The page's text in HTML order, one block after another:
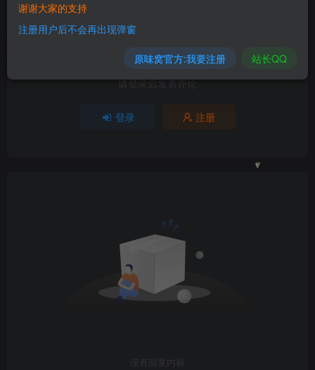
请登录后发表评论
登录 注册
没有回复内容
谢谢大家的支持
注册用户后不会再出现弹窗
原味窝官方:我要注册 站长QQ